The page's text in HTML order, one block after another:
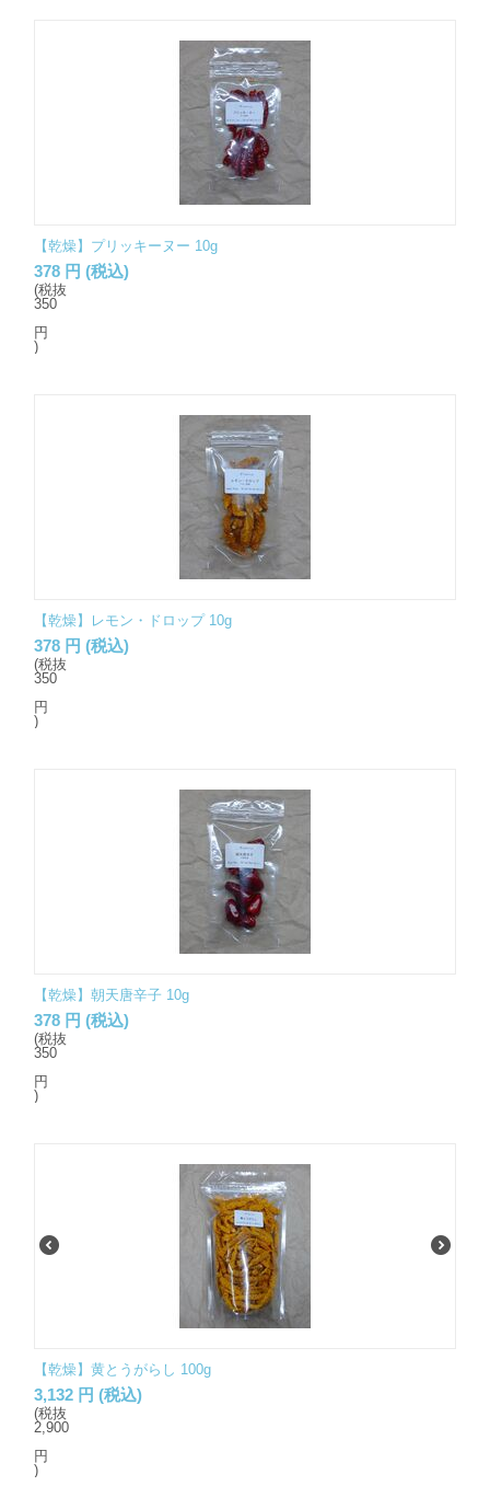
【乾燥】プリッキーヌー 10g
378 円 (税込)
(税抜
350
円
)
【乾燥】レモン・ドロップ 10g
378 円 (税込)
(税抜
350
円
)
【乾燥】朝天唐辛子 10g
378 円 (税込)
(税抜
350
円
)
【乾燥】黄とうがらし 100g
3,132 円 (税込)
(税抜
2,900
円
)